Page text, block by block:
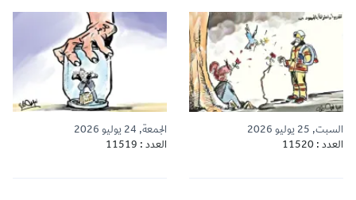
السبت, 25 يوليو 2026
العدد : 11520
الجمعة, 24 يوليو 2026
العدد : 11519